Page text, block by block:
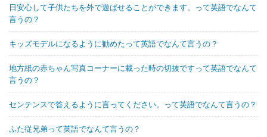
日安心して子供たちを外で遊ばせることができます。って英語でなんて
言うの？
キッズモデルになるように勧めたって英語でなんて言うの？
地方紙の赤ちゃん写真コーナーに載った時の切抜ですって英語でなんて
言うの？
センテンスで答えるように言ってください。って英語でなんて言うの？
ふた従兄弟って英語でなんて言うの？